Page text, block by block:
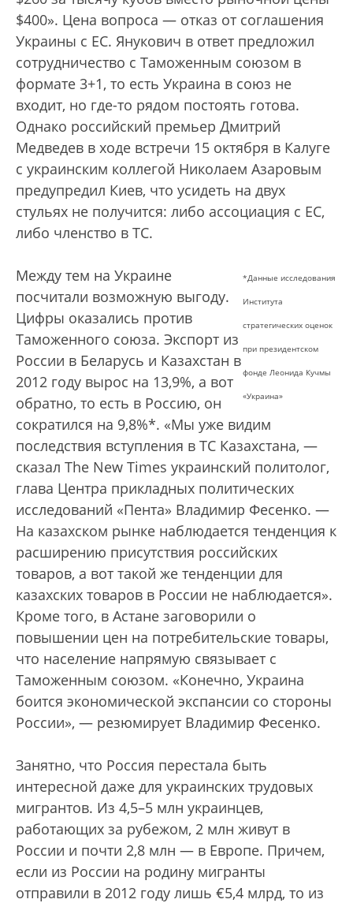
$400». Цена вопроса — отказ от соглашения
Украины с ЕС. Янукович в ответ предложил
сотрудничество с Таможенным союзом в
формате 3+1, то есть Украина в союз не
входит, но где-то рядом постоять готова.
Однако российский премьер Дмитрий
Медведев в ходе встречи 15 октября в Калуге
с украинским коллегой Николаем Азаровым
предупредил Киев, что усидеть на двух
стульях не получится: либо ассоциация с ЕС,
либо членство в ТС.
*Данные исследования
Института
стратегических оценок
при президентском
фонде Леонида Кучмы
«Украина»
Между тем на Украине
посчитали возможную выгоду.
Цифры оказались против
Таможенного союза. Экспорт из
России в Беларусь и Казахстан в
2012 году вырос на 13,9%, а вот
обратно, то есть в Россию, он
сократился на 9,8%*. «Мы уже видим
последствия вступления в ТС Казахстана, —
сказал The New Times украинский политолог,
глава Центра прикладных политических
исследований «Пента» Владимир Фесенко. —
На казахском рынке наблюдается тенденция к
расширению присутствия российских
товаров, а вот такой же тенденции для
казахских товаров в России не наблюдается».
Кроме того, в Астане заговорили о
повышении цен на потребительские товары,
что население напрямую связывает с
Таможенным союзом. «Конечно, Украина
боится экономической экспансии со стороны
России», — резюмирует Владимир Фесенко.
Занятно, что Россия перестала быть
интересной даже для украинских трудовых
мигрантов. Из 4,5–5 млн украинцев,
работающих за рубежом, 2 млн живут в
России и почти 2,8 млн — в Европе. Причем,
если из России на родину мигранты
отправили в 2012 году лишь €5,4 млрд, то из